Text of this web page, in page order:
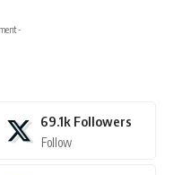
-
69.1k Followers
Follow